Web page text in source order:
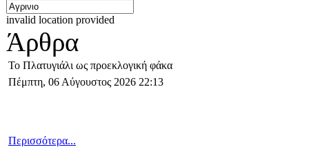
invalid location provided
Άρθρα
Το Πλατυγιάλι ως προεκλογική φάκα
Πέμπτη, 06 Αύγουστος 2026 22:13
Περισσότερα...